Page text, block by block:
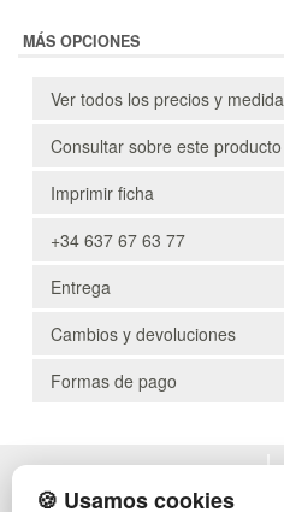
MÁS OPCIONES
Ver todos los precios y
Consultar sobre este producto
Imprimir ficha
+34 637 67 63 77
Entrega
Cambios y devoluciones
Formas de pago
POLÍTICA DE PRIVACIDAD
🍪 Usamos cookies